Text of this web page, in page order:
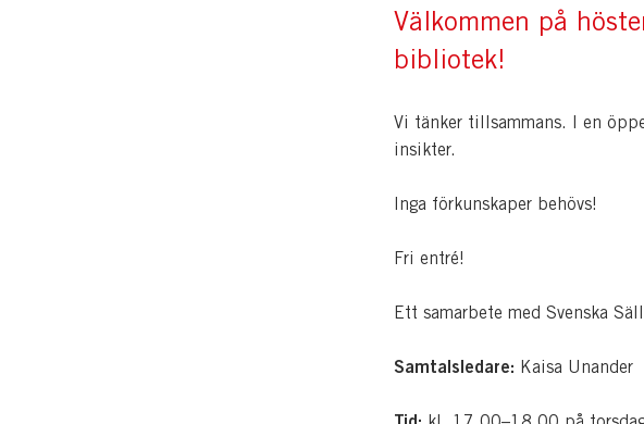
Välkommen på
bibliotek!
Vi tänker tillsammans. I en
insikter.
Inga förkunskaper behövs!
Fri entré!
Ett samarbete med Svenska
Samtalsledare: Kaisa Unander